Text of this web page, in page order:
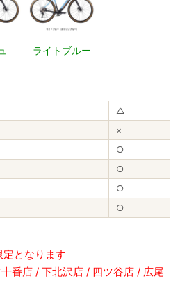
ライトブルー
△
×
○
○
○
○
となります
番店 / 下北沢店 / 四ツ谷店 / 広尾